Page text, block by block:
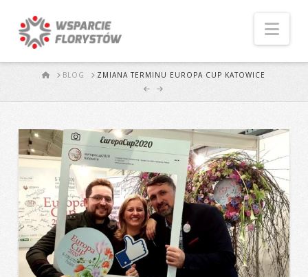
STARTBLOG ZMIANA TERMINU EUROPA CUP KATOWICE